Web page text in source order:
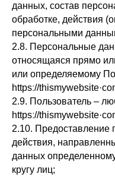
данных, состав
обработке, действия
персональными
2.8. Персональные
относящаяся прямо
или определяемому
httpsː//
2.9. Пользователь –
httpsː//
2.10. Предоставление
действия,
данных
кругу лиц;